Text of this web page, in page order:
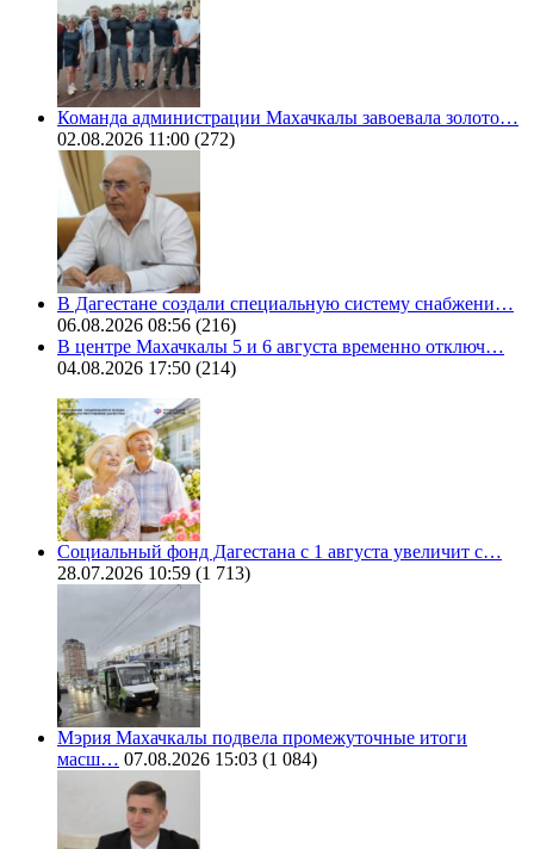
Команда администрации Махачкалы завоевала золото…
02.08.2026 11:00 (272)
В Дагестане создали специальную систему снабжени…
06.08.2026 08:56 (216)
В центре Махачкалы 5 и 6 августа временно отключ…
04.08.2026 17:50 (214)
Социальный фонд Дагестана с 1 августа увеличит с…
28.07.2026 10:59 (1 713)
Мэрия Махачкалы подвела промежуточные итоги
масш… 07.08.2026 15:03 (1 084)